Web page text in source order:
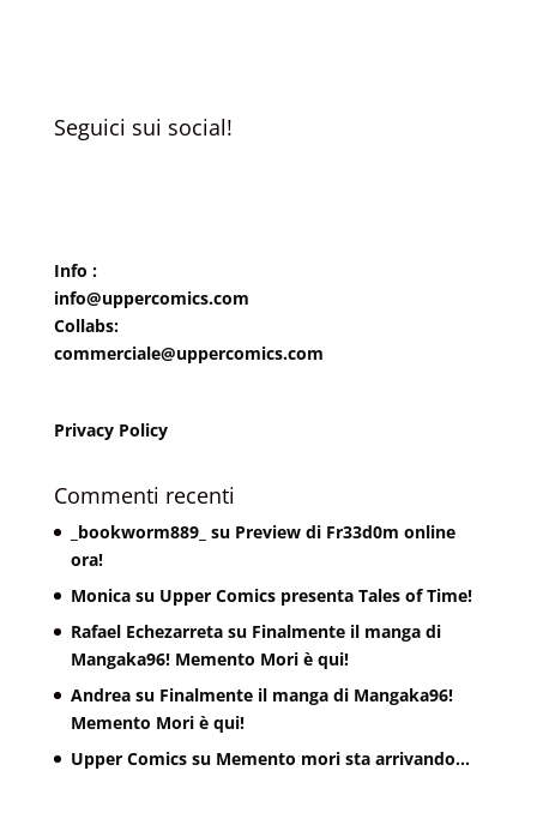
Seguici sui social!
Info :
info@uppercomics.com
Collabs:
commerciale@uppercomics.com
Privacy Policy
Commenti recenti
_bookworm889_ su Preview di Fr33d0m online
ora!
Monicasu Upper Comics presenta Tales of Time!
Rafael Echezarretasu Finalmente il manga di
Mangaka96! Memento Mori è qui!
Andreasu Finalmente il manga di Mangaka96!
Memento Mori è qui!
Upper Comicssu Memento mori sta arrivando…